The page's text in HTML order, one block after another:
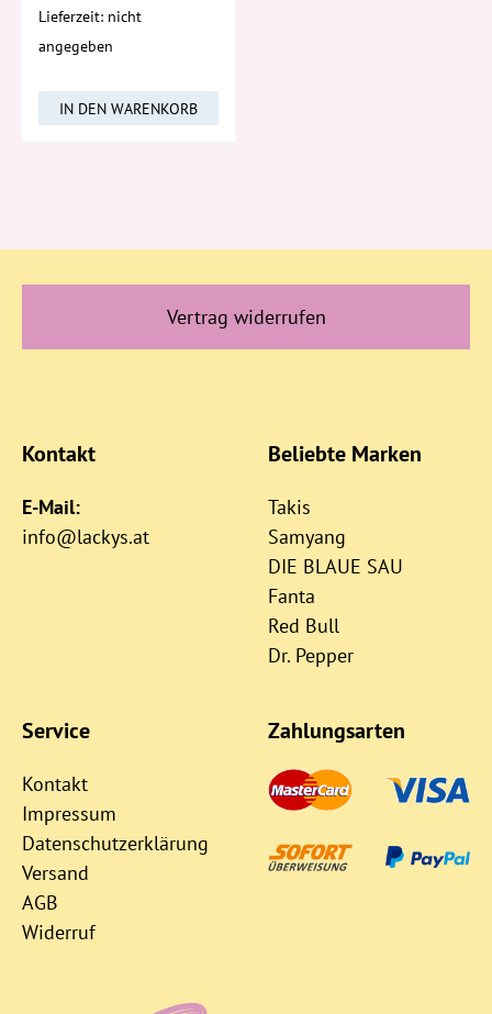
Lieferzeit: nicht
angegeben
IN DEN WARENKORB
Vertrag widerrufen
Kontakt
E-Mail:
info@lackys.at
Beliebte Marken
Takis
Samyang
DIE BLAUE SAU
Fanta
Red Bull
Dr. Pepper
Service
Kontakt
Impressum
Datenschutzerklärung
Versand
AGB
Widerruf
Zahlungsarten